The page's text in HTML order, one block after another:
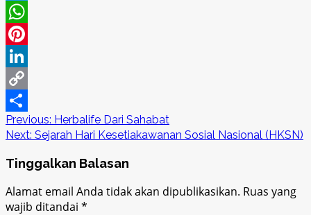
Twitter
WhatsApp
Pinterest
LinkedIn
Copy
Link
Share
Post
navigation
Previous: Herbalife Dari Sahabat
Next: Sejarah Hari Kesetiakawanan Sosial Nasional (HKSN)
Tinggalkan Balasan
Alamat email Anda tidak akan dipublikasikan. Ruas yang
wajib ditandai *